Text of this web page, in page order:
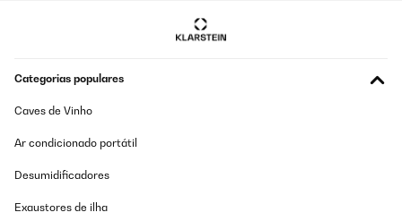
Categorias populares
Caves de Vinho
Ar condicionado portátil
Desumidificadores
Exaustores de ilha